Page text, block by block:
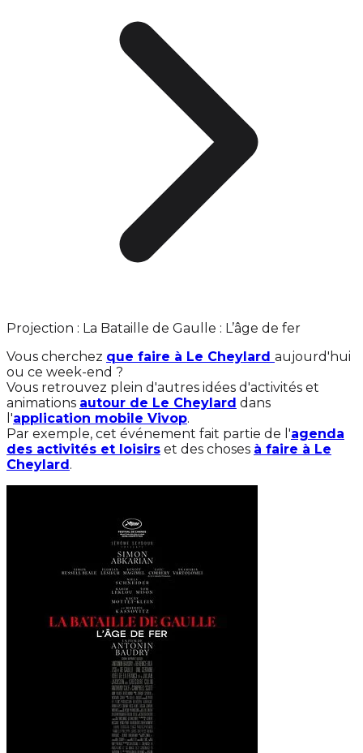
Projection : La Bataille de Gaulle : L’âge de fer
Vous cherchez que faire à Le Cheylard aujourd'hui
ou ce week-end ?
Vous retrouvez plein d'autres idées d'activités et
animations autour de Le Cheylard dans
l'application mobile Vivop.
Par exemple, cet événement fait partie de l'agenda
des activités et loisirs et des choses à faire à Le
Cheylard.